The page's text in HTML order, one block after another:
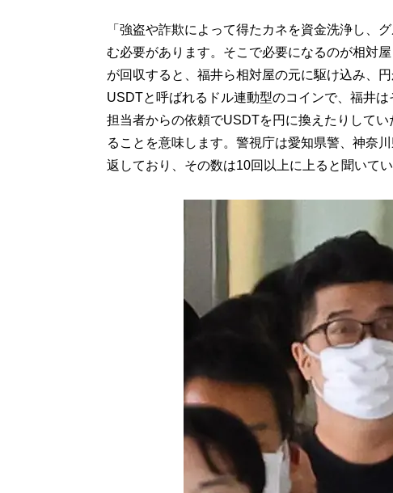
「強盗や詐欺によって得たカネを資金洗浄し、
む必要があります。そこで必要になるのが相対
が回収すると、福井ら相対屋の元に駆け込み、
USDTと呼ばれるドル連動型のコインで、福井
担当者からの依頼でUSDTを円に換えたりして
ることを意味します。警視庁は愛知県警、神奈
返しており、その数は10回以上に上ると聞いて